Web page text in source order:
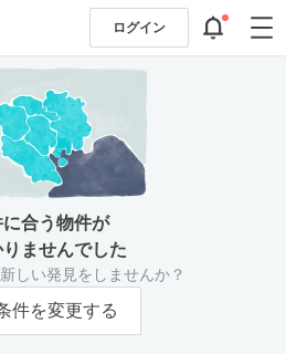
ログイン
合う物件が
りませんでした
しい発見をしませんか？
件を変更する